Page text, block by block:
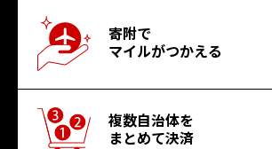
寄附で
マイルがつかえる
複数自治体を
まとめて決済